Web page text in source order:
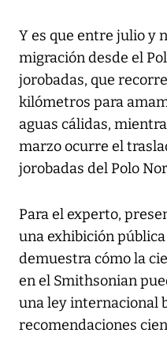
Y es que entre julio y
migración desde el
jorobadas, que
kilómetros para
aguas cálidas,
marzo ocurre el
jorobadas del Polo
Para el experto,
una exhibición
demuestra cómo la
en el Smithsonian
una ley internacional
recomendaciones